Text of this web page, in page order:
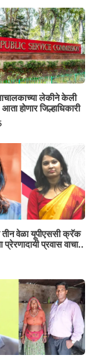
लेकीने केली
होणार जिल्हाधिकारी
तीन वेळा यूपीएससी क्रॅक
प्रवास वाचा..